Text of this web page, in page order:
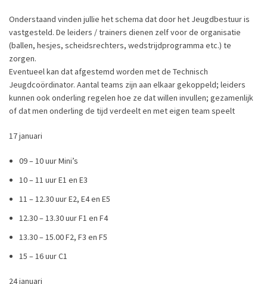
Onderstaand vinden jullie het schema dat door het Jeugdbestuur is
vastgesteld. De leiders / trainers dienen zelf voor de organisatie
(ballen, hesjes, scheidsrechters, wedstrijdprogramma etc.) te
zorgen.
Eventueel kan dat afgestemd worden met de Technisch
Jeugdcoördinator. Aantal teams zijn aan elkaar gekoppeld; leiders
kunnen ook onderling regelen hoe ze dat willen invullen; gezamenlijk
of dat men onderling de tijd verdeelt en met eigen team speelt
17 januari
09 – 10 uur Mini’s
10 – 11 uur E1 en E3
11 – 12.30 uur E2, E4 en E5
12.30 – 13.30 uur F1 en F4
13.30 – 15.00 F2, F3 en F5
15 – 16 uur C1
24 januari